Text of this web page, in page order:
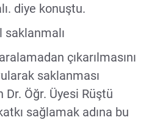
diye konuştu.
saklanmalı
çıkarılmasını
saklanması
Öğr. Üyesi Rüştü
sağlamak adına bu